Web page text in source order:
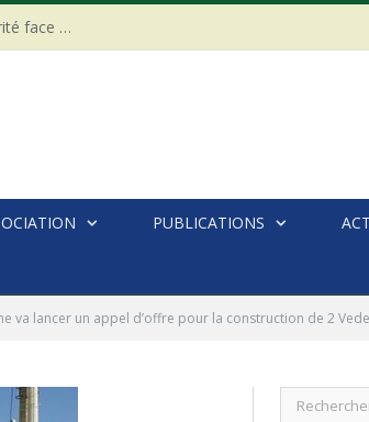
CÔTE D’IVOIRE : Un Gendarme récompensé pour son intégrité face à une tentative de corruption
PUBLICATIONS
va lancer un appel d’offre pour la construction de 2